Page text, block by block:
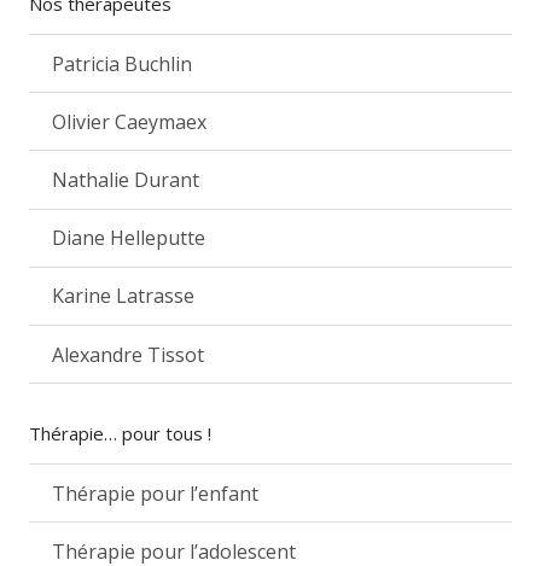
Patricia Buchlin
Olivier Caeymaex
Nathalie Durant
Diane Helleputte
Karine Latrasse
Alexandre Tissot
Thérapie… pour tous !
Thérapie pour l’enfant
Thérapie pour l’adolescent